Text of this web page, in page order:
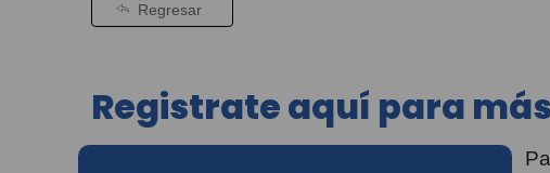
Regresar
Registrate aquí para